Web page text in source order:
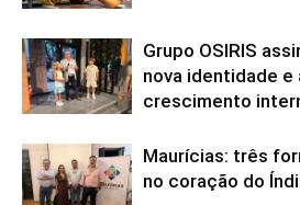
Grupo OSIRIS
nova identidade e
crescimento
Maurícias: três
no coração do